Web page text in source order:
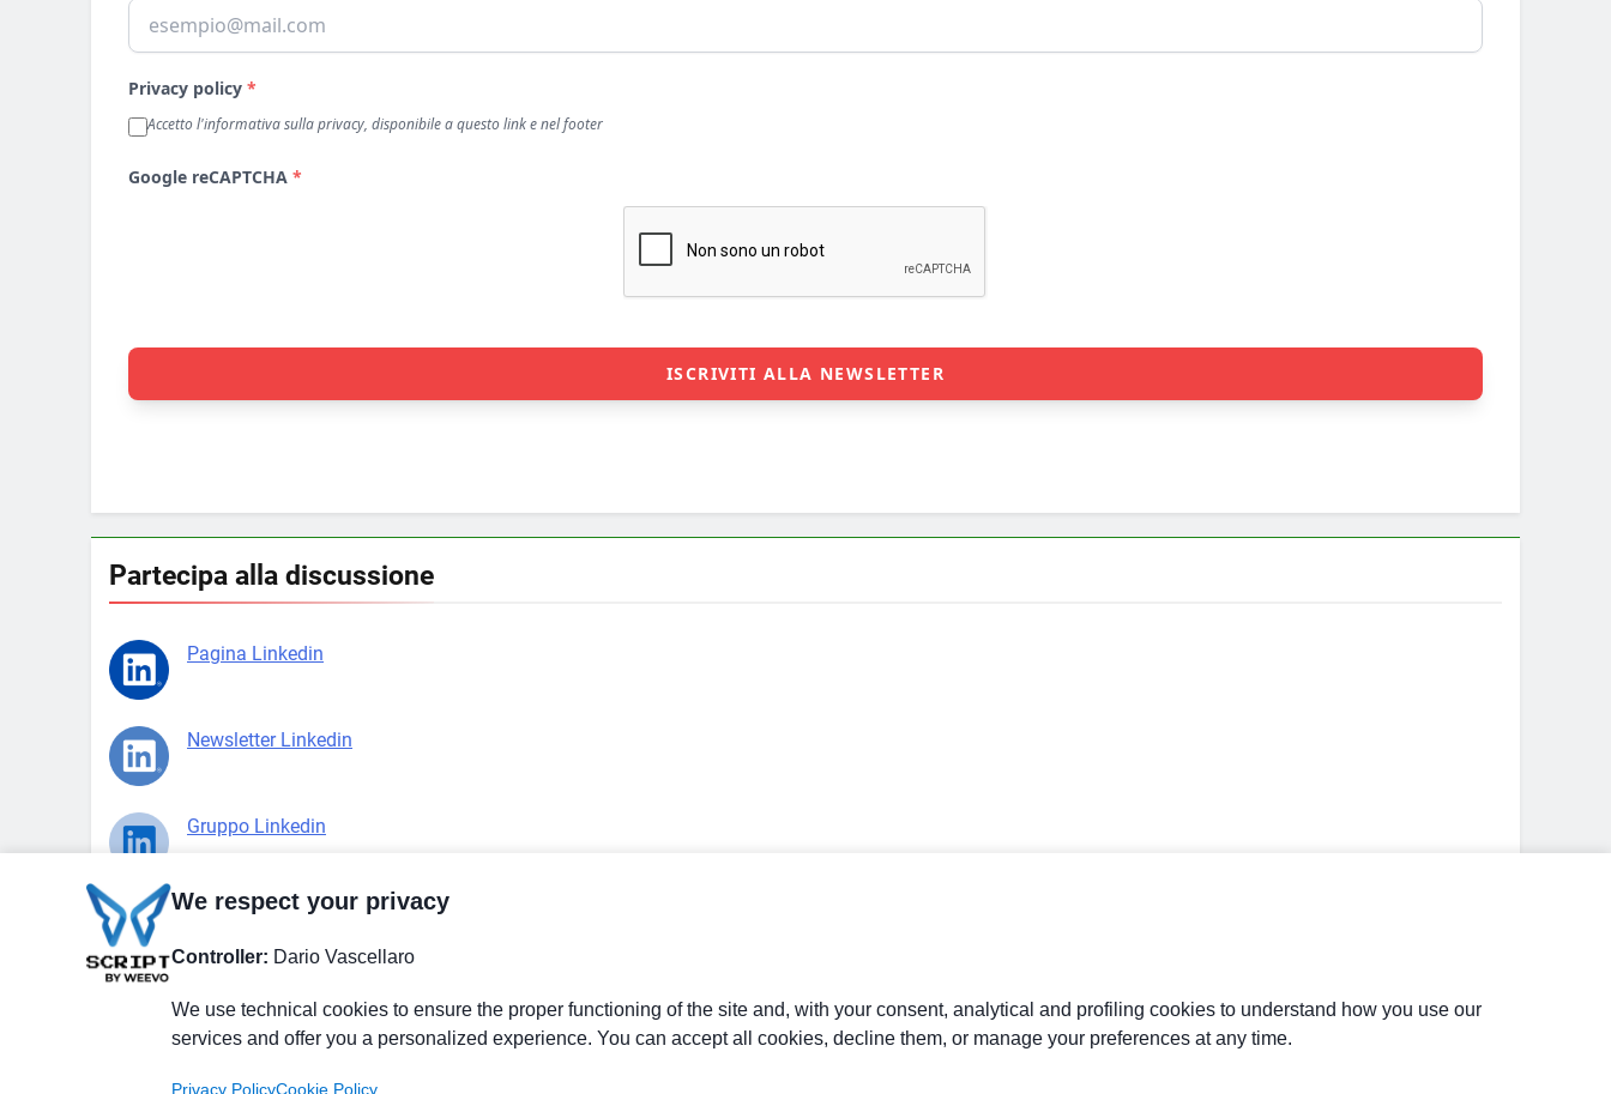
Partecipa alla discussione
Pagina Linkedin
Newsletter Linkedin
Gruppo Linkedin
Pagina Facebook
X.com
We respect your privacy
Controller: Dario Vascellaro
We use technical cookies to ensure the proper functioning of the site and, with your consent, analytical and profiling cookies to understand how you use our
services and offer you a personalized experience. You can accept all cookies, decline them, or manage your preferences at any time.
Privacy PolicyCookie Policy